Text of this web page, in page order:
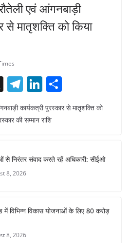
एवं आंगनबाड़ी
से मातृशक्ति को किया
X T
el
e
m
Li
n
k
n
h
ar
कार्यकत्री पुरस्कार से मातृशक्ति को
की सम्मान राशि
से निरंतर संवाद करते रहें अधिकारी: सीईओ
8, 2026
में विभिन्न विकास योजनाओं के लिए 80 करोड़
8, 2026